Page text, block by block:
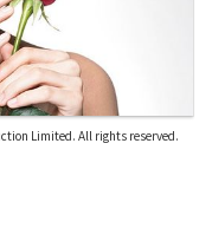
Limited. All rights reserved.